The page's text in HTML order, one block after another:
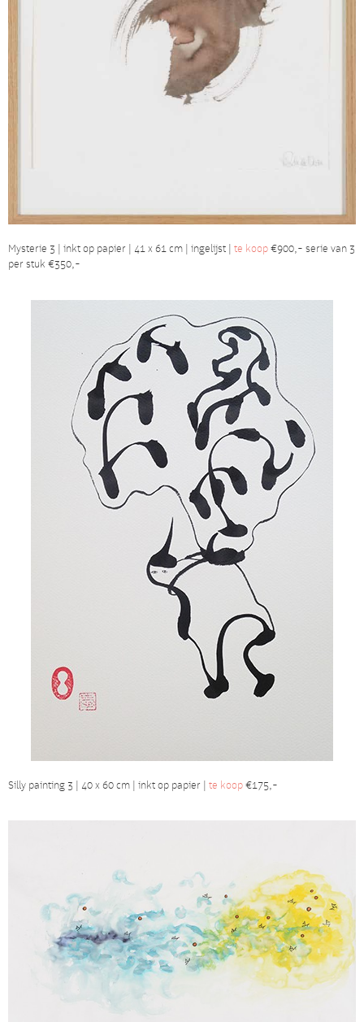
Mysterie 3 | inkt op papier | 41 x 61 cm | ingelijst | te koop€900,- serie van 3
per stuk €350,-
Silly painting 3 | 40 x 60 cm | inkt op papier | te koop€175,-